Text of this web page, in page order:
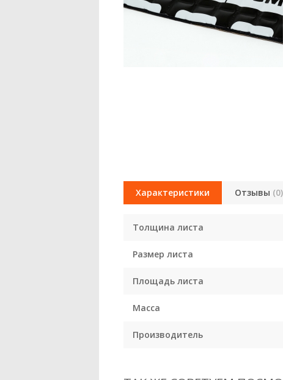
Характеристики Отзывы (0)
Толщина листа
Размер листа
Площадь листа
Масса
Производитель